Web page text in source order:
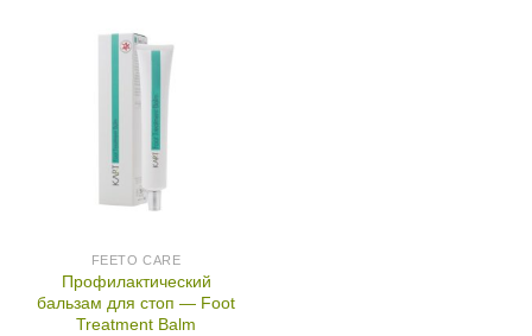
FEETO CARE
Профилактический
бальзам для стоп — Foot
Treatment Balm